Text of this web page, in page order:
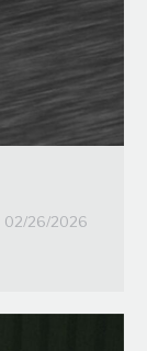
02/26/2026